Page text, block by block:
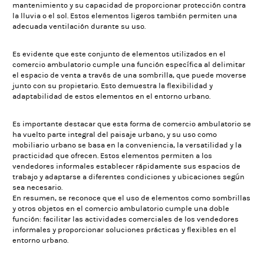
mantenimiento y su capacidad de proporcionar protección contra
la lluvia o el sol. Estos elementos ligeros también permiten una
adecuada ventilación durante su uso.
Es evidente que este conjunto de elementos utilizados en el
comercio ambulatorio cumple una función específica al delimitar
el espacio de venta a través de una sombrilla, que puede moverse
junto con su propietario. Esto demuestra la flexibilidad y
adaptabilidad de estos elementos en el entorno urbano.
Es importante destacar que esta forma de comercio ambulatorio se
ha vuelto parte integral del paisaje urbano, y su uso como
mobiliario urbano se basa en la conveniencia, la versatilidad y la
practicidad que ofrecen. Estos elementos permiten a los
vendedores informales establecer rápidamente sus espacios de
trabajo y adaptarse a diferentes condiciones y ubicaciones según
sea necesario.
En resumen, se reconoce que el uso de elementos como sombrillas
y otros objetos en el comercio ambulatorio cumple una doble
función: facilitar las actividades comerciales de los vendedores
informales y proporcionar soluciones prácticas y flexibles en el
entorno urbano.